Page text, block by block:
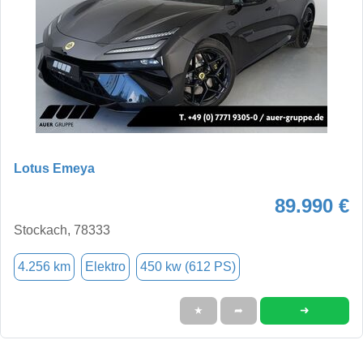
Lotus Emeya
89.990 €
Stockach, 78333
4.256 km Elektro 450 kw (612 PS)
★ ➦ ➜